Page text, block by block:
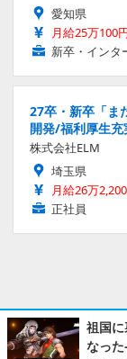
愛知県
月給25万100
新卒・インタ
27卒・新卒「ま
開発/福利厚生充
株式会社ELM
埼玉県
月給26万
正社員
祖国
なっ